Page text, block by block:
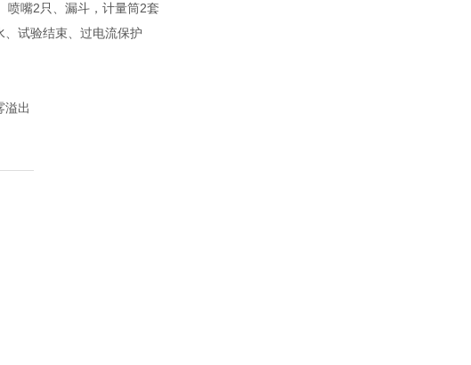
喷嘴2只、漏斗，计量筒2套
试验结束、过电流保护
溢出